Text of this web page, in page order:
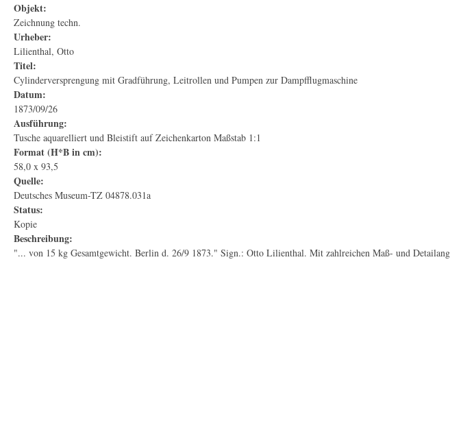
Objekt:
Zeichnung techn.
Urheber:
Lilienthal, Otto
Titel:
Cylinderversprengung mit Gradführung, Leitrollen und Pumpen zur Dampfflugmaschine
Datum:
1873/09/26
Ausführung:
Tusche aquarelliert und Bleistift auf Zeichenkarton Maßstab 1:1
Format (H*B in cm):
58,0 x 93,5
Quelle:
Deutsches Museum-TZ 04878.031a
Status:
Kopie
Beschreibung:
"... von 15 kg Gesamtgewicht. Berlin d. 26/9 1873." Sign.: Otto Lilienthal. Mit zahlreichen Maß- und